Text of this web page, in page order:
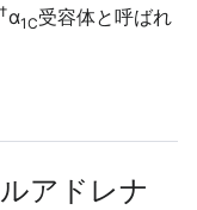
†α1C受容体と呼ばれ
アドレナ